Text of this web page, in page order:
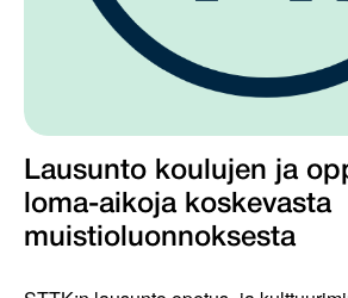
Lausunto koulujen ja
loma-aikoja koskevasta
muistioluonnoksesta